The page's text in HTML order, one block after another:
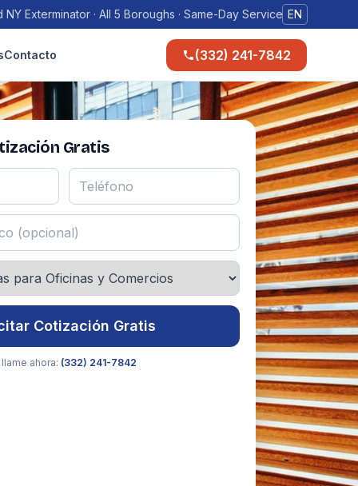
NY Exterminator · All 5 Boroughs · Same-Day Service EN
Contacto (332) 241-7842
Gratis
Cotización Gratis
llame ahora: (332) 241-7842